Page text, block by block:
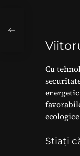
Cu
Stiați